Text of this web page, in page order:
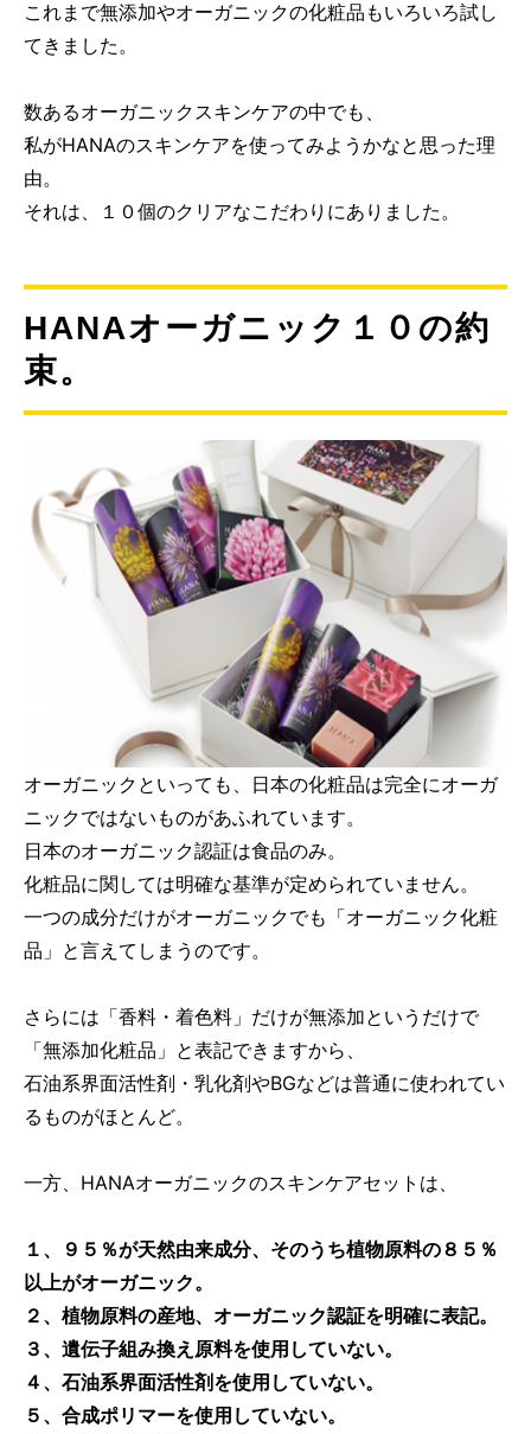
これまで無添加やオーガニックの化粧品もいろいろ試し
てきました。
数あるオーガニックスキンケアの中でも、
私がHANAのスキンケアを使ってみようかなと思った理
由。
それは、１０個のクリアなこだわりにありました。
HANAオーガニック１０の約
束。
オーガニックといっても、日本の化粧品は完全にオーガ
ニックではないものがあふれています。
日本のオーガニック認証は食品のみ。
化粧品に関しては明確な基準が定められていません。
一つの成分だけがオーガニックでも「オーガニック化粧
品」と言えてしまうのです。
さらには「香料・着色料」だけが無添加というだけで
「無添加化粧品」と表記できますから、
石油系界面活性剤・乳化剤やBGなどは普通に使われてい
るものがほとんど。
一方、HANAオーガニックのスキンケアセットは、
１、９５％が天然由来成分、そのうち植物原料の８５％
以上がオーガニック。
２、植物原料の産地、オーガニック認証を明確に表記。
３、遺伝子組み換え原料を使用していない。
４、石油系界面活性剤を使用していない。
５、合成ポリマーを使用していない。